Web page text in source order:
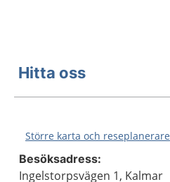
Hitta oss
Större karta och reseplanerare
Besöksadress:
Ingelstorpsvägen 1, Kalmar